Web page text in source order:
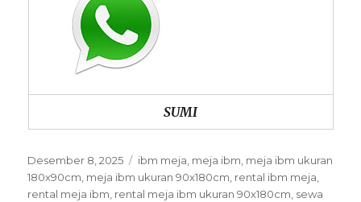
SUMI
Posted
on
Desember 8, 2025 Categories
ibm meja meja ibm meja ibm ukuran
180x90cm meja ibm ukuran 90x180cm rental ibm meja
rental meja ibm rental meja ibm ukuran 90x180cm sewa